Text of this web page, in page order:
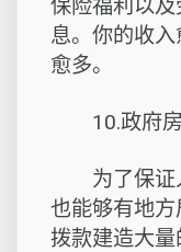
保险福利以
息。你的收
愈多。
10.政府房
为了保证
也能够有地
拨款建造大